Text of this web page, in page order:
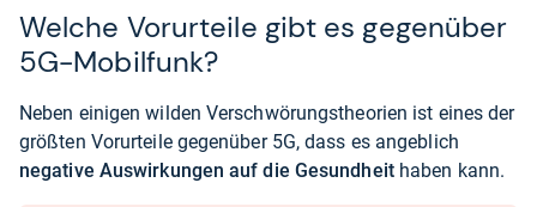
Welche Vorurteile gibt es gegenüber
5G-Mobilfunk?
Neben einigen wilden Verschwörungstheorien ist eines der
größten Vorurteile gegenüber 5G, dass es angeblich
negative Auswirkungen auf die Gesundheithaben kann.